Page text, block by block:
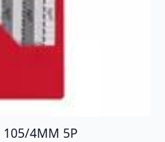
105/4MM 5P